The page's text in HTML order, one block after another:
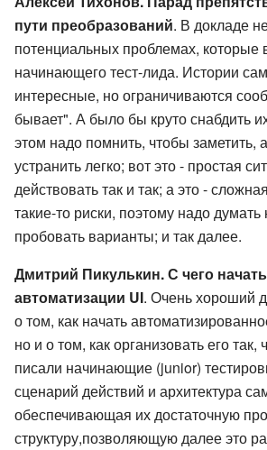
пути преобразований. В докладе
потенциальных проблемах, которые
начинающего тест-лида. Истории
интересные, но ограничиваются
бывает". А было бы круто снабдить
этом надо помнить, чтобы заметить,
устранить легко; вот это - простая
действовать так и так; а это -
такие-то риски, поэтому надо
пробовать варианты; и так далее.
Дмитрий Пикулькин. С чего
автоматизации UI. Очень хороший
о том, как начать
но и о том, как организовать его так,
писали начинающие (junior)
сценарий действий и архитектура
обеспечивающая их достаточную
структуру,позволяющую далее это